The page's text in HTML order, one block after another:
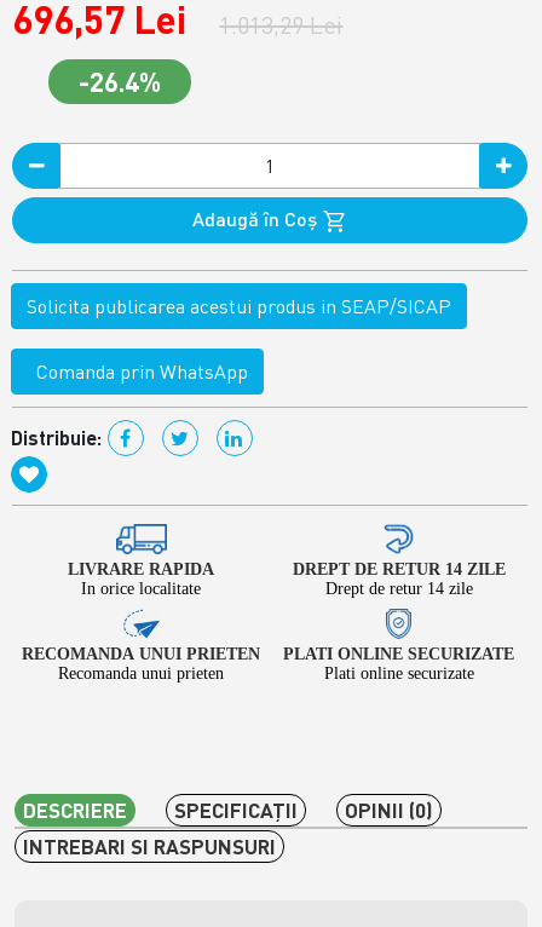
696,57 Lei 1.013,29 Lei
-26.4%
Adaugă în Coş
Solicita publicarea acestui produs in SEAP/SICAP
Comanda prin WhatsApp
Distribuie:
LIVRARE RAPIDA
In orice localitate
DREPT DE RETUR 14 ZILE
Drept de retur 14 zile
RECOMANDA UNUI PRIETEN
Recomanda unui prieten
PLATI ONLINE SECURIZATE
Plati online securizate
DESCRIERE SPECIFICAŢII
OPINII (0)
INTREBARI SI RASPUNSURI